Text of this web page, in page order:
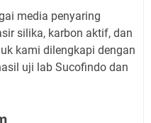
media penyaring
silika, karbon aktif, dan
kami dilengkapi dengan
uji lab Sucofindo dan